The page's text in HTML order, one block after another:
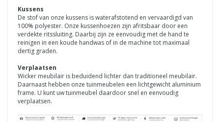
Kussens
De stof van onze kussens is waterafstotend en vervaardigd van
100% polyester. Onze kussenhoezen zijn afritsbaar door een
verdekte ritssluiting. Daarbij zijn ze eenvoudig met de hand te
reinigen in een koude handwas of in de machine tot maximaal
dertig graden.
Verplaatsen
Wicker meubilair is beduidend lichter dan traditioneel meubilair.
Daarnaast hebben onze tuinmeubelen een lichtgewicht aluminium
frame. U kunt uw tuinmeubel daardoor snel en eenvoudig
verplaatsen.